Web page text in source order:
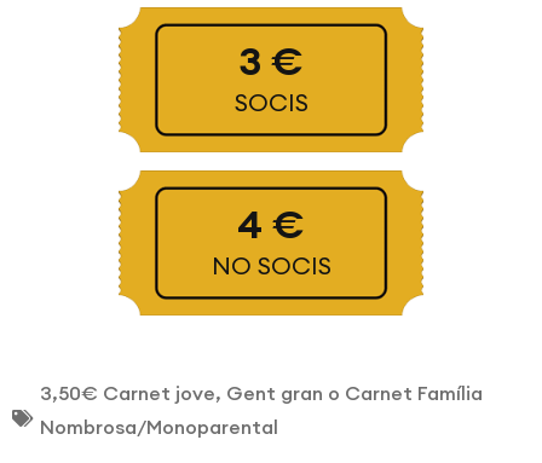
3 €
SOCIS
4 €
NO SOCIS
3,50€ Carnet jove, Gent gran o Carnet Família
Nombrosa/Monoparental